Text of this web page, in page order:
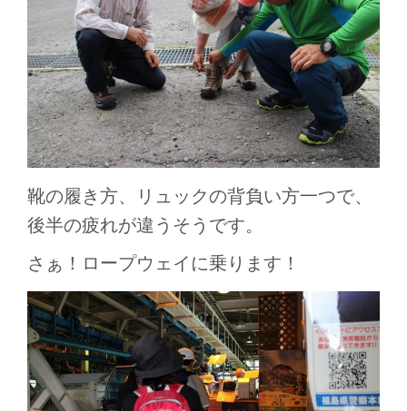
靴の履き方、リュックの背負い方一つで、
後半の疲れが違うそうです。
さぁ！ロープウェイに乗ります！